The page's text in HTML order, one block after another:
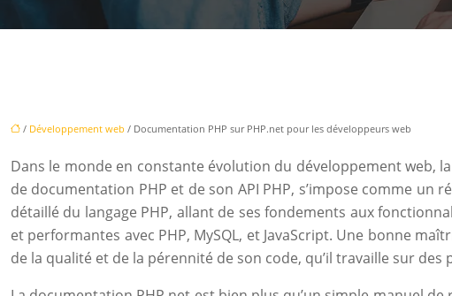
/ Développement web / Documentation PHP sur PHP.net pour les développeurs web
Dans le monde en constante évolution du développement web,
de documentation PHP et de son API PHP, s’impose comme
détaillé du langage PHP, allant de ses fondements aux
et performantes avec PHP, MySQL, et JavaScript. Une bonne
de la qualité et de la pérennité de son code, qu’il travaille sur